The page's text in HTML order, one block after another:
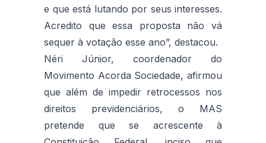
e que está lutando por seus interesses.
Acredito que essa proposta não vá
sequer à votação esse ano”, destacou.
Néri Júnior, coordenador do
Movimento Acorda Sociedade, afirmou
que além de impedir retrocessos nos
direitos previdenciários, o MAS
pretende que se acrescente à